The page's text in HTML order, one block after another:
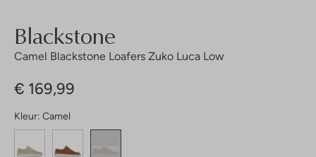
Blackstone
Camel Blackstone Loafers Zuko Luca Low
€ 169,99
Kleur: Camel